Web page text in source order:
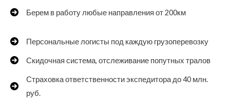
Берем в работу любые направления от 200км
Персональные логисты под каждую грузоперевозку
Скидочная система, отслеживание попутных тралов
Страховка ответственности экспедитора до 40 млн.
руб.